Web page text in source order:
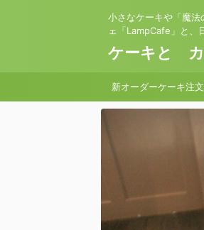
小さなケーキや「魔
ェ「LampCafe」と、
ケーキと
新オーダーケーキ注文